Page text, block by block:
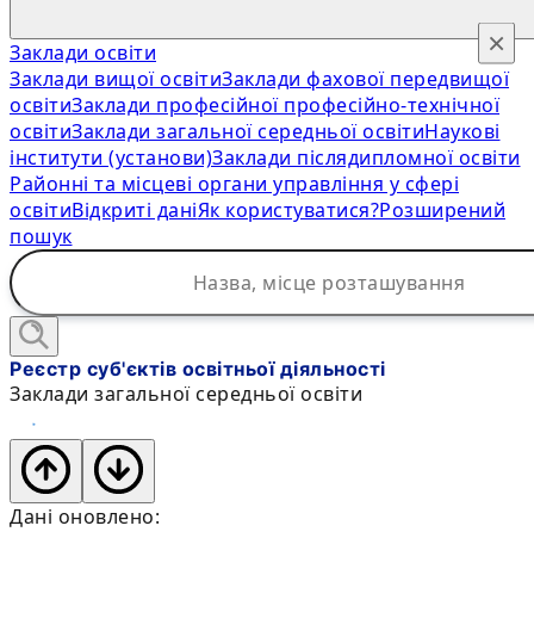
Заклади освіти
Заклади вищої освітиЗаклади фахової передвищої
освітиЗаклади професійної професійно-технічної
освітиЗаклади загальної середньої освітиНаукові
інститути (установи)Заклади післядипломної освіти
Районні та місцеві органи управління у сфері
освітиВідкриті даніЯк користуватися?Розширений
пошук
×
Реєстр суб'єктів освітньої діяльності
Заклади загальної середньої освіти
Дані оновлено: